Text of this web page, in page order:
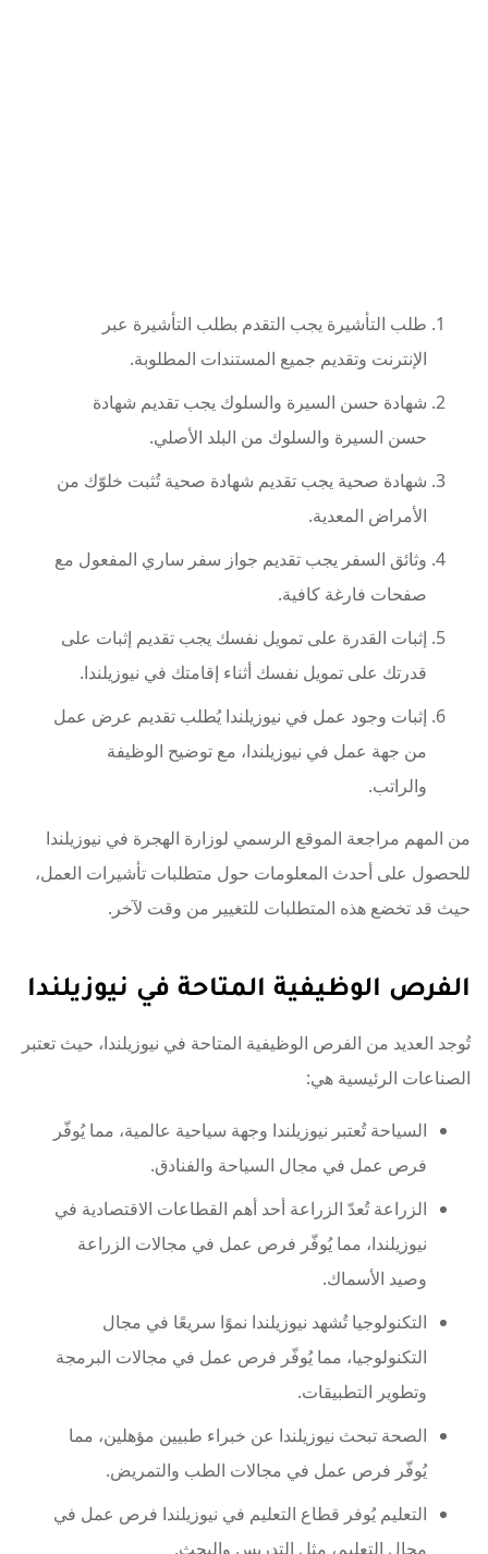
طلب التأشيرة يجب التقدم بطلب التأشيرة عبر
الإنترنت وتقديم جميع المستندات المطلوبة.
شهادة حسن السيرة والسلوك يجب تقديم شهادة
حسن السيرة والسلوك من البلد الأصلي.
شهادة صحية يجب تقديم شهادة صحية تُثبت خلوّك من
الأمراض المعدية.
وثائق السفر يجب تقديم جواز سفر ساري المفعول مع
صفحات فارغة كافية.
إثبات القدرة على تمويل نفسك يجب تقديم إثبات على
قدرتك على تمويل نفسك أثناء إقامتك في نيوزيلندا.
إثبات وجود عمل في نيوزيلندا يُطلب تقديم عرض عمل
من جهة عمل في نيوزيلندا، مع توضيح الوظيفة
والراتب.
من المهم مراجعة الموقع الرسمي لوزارة الهجرة في نيوزيلندا
للحصول على أحدث المعلومات حول متطلبات تأشيرات العمل،
حيث قد تخضع هذه المتطلبات للتغيير من وقت لآخر.
الفرص الوظيفية المتاحة في نيوزيلندا
تُوجد العديد من الفرص الوظيفية المتاحة في نيوزيلندا، حيث تعتبر
الصناعات الرئيسية هي:
السياحة تُعتبر نيوزيلندا وجهة سياحية عالمية، مما يُوفّر
فرص عمل في مجال السياحة والفنادق.
الزراعة تُعدّ الزراعة أحد أهم القطاعات الاقتصادية في
نيوزيلندا، مما يُوفّر فرص عمل في مجالات الزراعة
وصيد الأسماك.
التكنولوجيا تُشهد نيوزيلندا نموًا سريعًا في مجال
التكنولوجيا، مما يُوفّر فرص عمل في مجالات البرمجة
وتطوير التطبيقات.
الصحة تبحث نيوزيلندا عن خبراء طبيين مؤهلين، مما
يُوفّر فرص عمل في مجالات الطب والتمريض.
التعليم يُوفر قطاع التعليم في نيوزيلندا فرص عمل في
مجال التعليم، مثل التدريس والبحث.